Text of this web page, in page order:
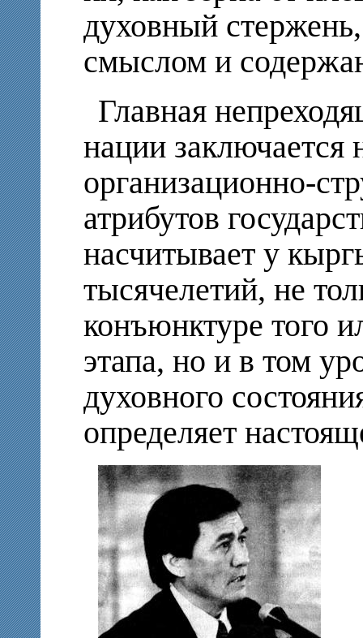
духовный
смыслом и
Главная
нации заключается
организационно-
атрибутов
насчитывает у
тысячелетий, не
конъюнктуре того
этапа, но и в том
духовного
определяет